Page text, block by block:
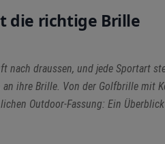
die richtige Brille
nach draussen, und jede Sportart
an ihre Brille. Von der Golfbrille mit
Outdoor-Fassung: Ein